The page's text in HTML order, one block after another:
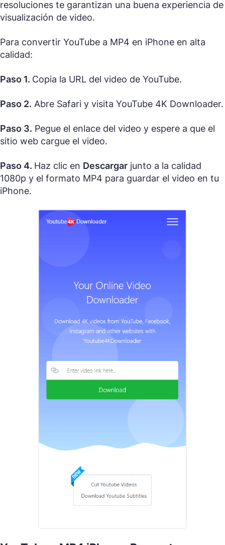
resoluciones te garantizan una buena experiencia de
visualización de video.
Para convertir YouTube a MP4 en iPhone en alta
calidad:
Paso 1. Copia la URL del video de YouTube.
Paso 2. Abre Safari y visita YouTube 4K Downloader.
Paso 3. Pegue el enlace del video y espere a que el
sitio web cargue el video.
Paso 4. Haz clic en Descargar junto a la calidad
1080p y el formato MP4 para guardar el video en tu
iPhone.